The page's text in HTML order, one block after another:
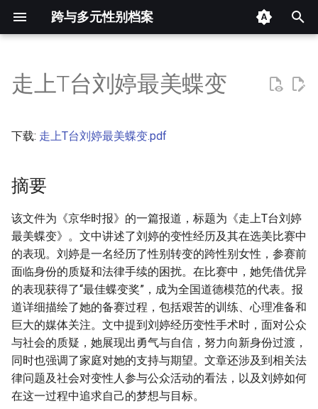
跨与多元性别档案
以
摘要
其他信息 [Processed Page
正文
走上T台刘婷最美蝶变
下载: 走上T台刘婷最美蝶变.pdf
摘要
该文件为《京华时报》的一篇报道，标题为《走上T台刘婷
最美蝶变》。文中讲述了刘婷的变性经历及其在选美比赛中
的表现。刘婷是一名经历了性别转变的跨性别女性，参赛前
面临身份的质疑和法律手续的困扰。在比赛中，她凭借优异
的表现获得了“最佳蝶变奖”，成为全国道德模范的代表。报
道详细描绘了她的备赛过程，包括艰苦的训练、心理准备和
巨大的媒体关注。文中提到刘婷经历变性手术时，面对公众
与社会的质疑，她展现出勇气与自信，努力向新身份过渡，
同时也强调了家庭对她的支持与期望。文章还涉及到相关法
律问题及社会对变性人参与公众活动的看法，以及刘婷如何
在这一过程中追求自己的梦想与目标。